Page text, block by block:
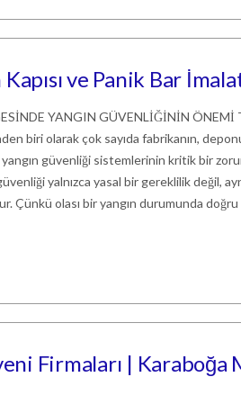
ve Panik Bar
YANGIN GÜVENLİĞİNİN ÖNEMİ
biri olarak çok sayıda fabrikanın,
yangın güvenliği sistemlerinin kritik bir
yalnızca yasal bir gereklilik değil,
Çünkü olası bir yangın durumunda doğru
Firmaları | Karaboğa